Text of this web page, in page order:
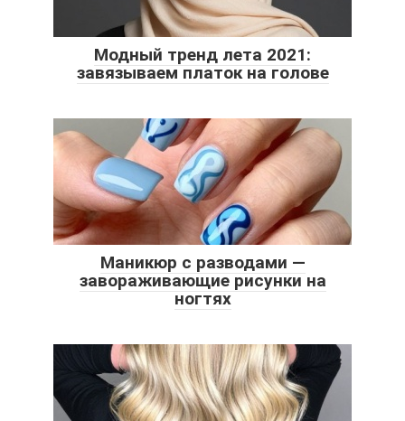
Модный тренд лета 2021:
завязываем платок на голове
Маникюр с разводами —
завораживающие рисунки на
ногтях